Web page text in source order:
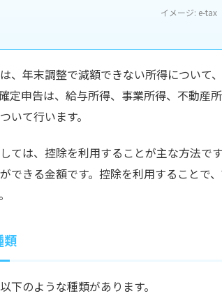
イメージ: e-tax
、年末調整で減額できない所得について
定申告は、給与所得、事業所得、不動産
いて行います。
ては、控除を利用することが主な方法で
できる金額です。控除を利用することで
類
下のような種類があります。